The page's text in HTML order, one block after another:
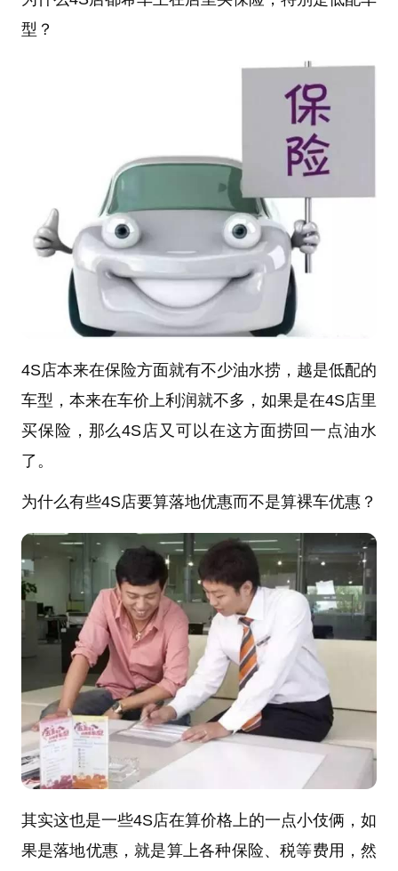
型？
4S店本来在保险方面就有不少油水捞，越是低配的
车型，本来在车价上利润就不多，如果是在4S店里
买保险，那么4S店又可以在这方面捞回一点油水
了。
为什么有些4S店要算落地优惠而不是算裸车优惠？
其实这也是一些4S店在算价格上的一点小伎俩，如
果是落地优惠，就是算上各种保险、税等费用，然